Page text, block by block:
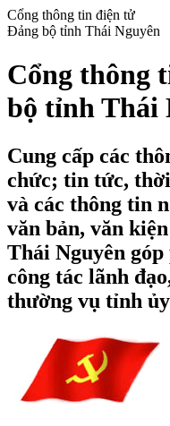
Cổng thông tin điện tử
Đảng bộ tỉnh Thái Nguyên
Cổng thông
bộ tỉnh Thái
Cung cấp các
chức; tin tức,
và các thông tin
văn bản, văn
Thái Nguyên
công tác lãnh
thường vụ tỉnh